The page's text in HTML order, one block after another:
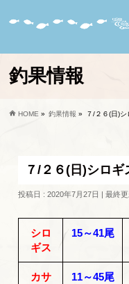
釣果情報
HOME » 釣果情報 » ７/２６(日)
７/２６(日)シロ
投稿日 : 2020年7月27日 最終
シロ
ギス
15～41尾
カサ
11～45尾